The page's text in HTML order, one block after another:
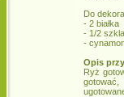
Do
- 2 białka
- 1/2
-
Opis
Ryż